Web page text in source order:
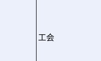
工会